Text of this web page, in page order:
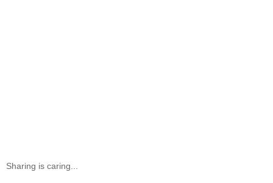
Sharing is caring...